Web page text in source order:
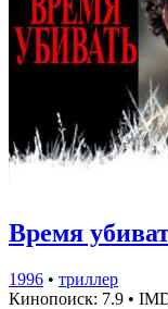
Время
1996 • триллер
Кинопоиск: 7.9 •